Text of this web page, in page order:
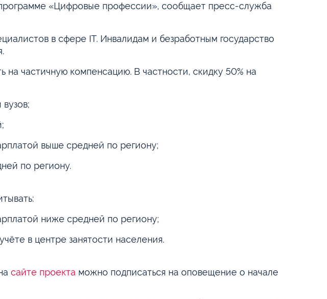
«Цифровые профессии», сообщает пресс-служба
в сфере IT. Инвалидам и безработным государство
на частичную компенсацию. В частности, скидку 50% на
выше средней по региону;
по региону.
ниже средней по региону;
в центре занятости населения.
сайте проекта можно подписаться на оповещение о начале